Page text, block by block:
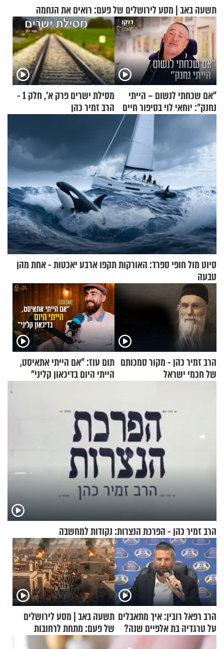
תשעה באב | מסע לירושלים של פעם: רואים את הנחמה
"אם שכחתי לנשום – הייתי
נחנק": יוחאי לוי בסיפור חיים
מעורר השראה
מסילת ישרים פרק א’, חלק 1 -
הרב זמיר כהן
סיוט מול חופי ספרד: האורקות תקפו ארבע יאכטות - אחת מהן
טבעה
הרב זמיר כהן - מקור סמכותם
של חכמי ישראל
תום עוז: "אם הייתי אתאיסט,
הייתי היום בדיכאון קליני"
הרב זמיר כהן - הפרכת הנצרות: נקודות למחשבה
הרב רפאל רובין: איך מתאבלים
על טרגדיה בת אלפיים שנה?
תשעה באב | מסע לירושלים
של פעם: מתחת לרחובות
ירושלים